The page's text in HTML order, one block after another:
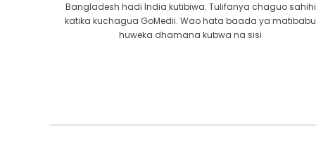
Bangladesh hadi India kutibiwa. Tulifanya chaguo sahihi
katika kuchagua GoMedii. Wao hata baada ya matibabu
huweka dhamana kubwa na sisi